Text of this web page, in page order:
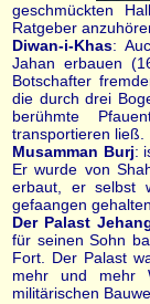
geschmückten
Ratgeber
Diwan-i-Khas:
Jahan erbauen
Botschafter
die durch drei
berühmte
transportieren ließ.
Musamman Burj:
Er wurde von
erbaut, er selbst
gefaangen
Der Palast
für seinen Sohn
Fort. Der Palast
mehr und mehr
militärischen